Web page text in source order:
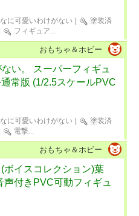
に可愛いわけがない
塗装済
フィギュア...
おもちゃ＆ホビー
い。 スーパーフィギュ
常版 (1/2.5スケールPVC
に可愛いわけがない
塗装済
電撃...
おもちゃ＆ホビー
ボイスコレクション)葉
付きPVC可動フィギュ